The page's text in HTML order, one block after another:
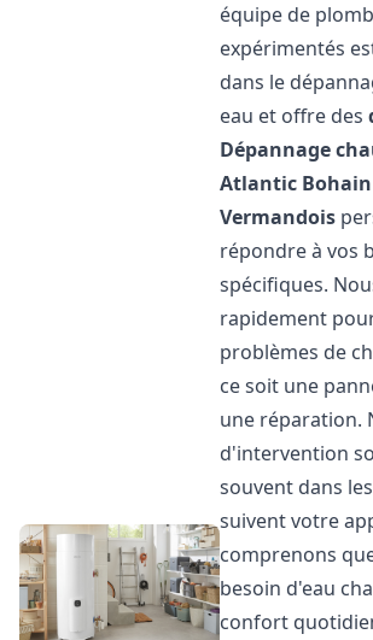
équipe de
expérimentés
dans le
eau et offre des
Dépannage
Atlantic
Vermandois
répondre à vos
spécifiques.
rapidement
problèmes de
ce soit une
une réparation.
d'intervention
souvent dans
suivent votre
comprenons
besoin d'eau
confort